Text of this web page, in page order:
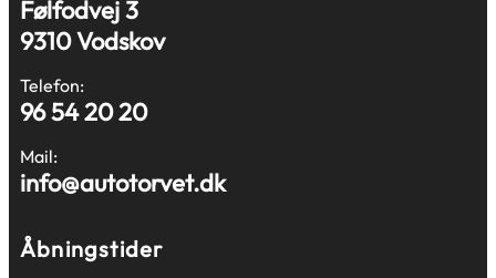
Følfodvej 3
9310 Vodskov
Telefon:
96 54 20 20
Mail:
info@autotorvet.dk
Åbningstider